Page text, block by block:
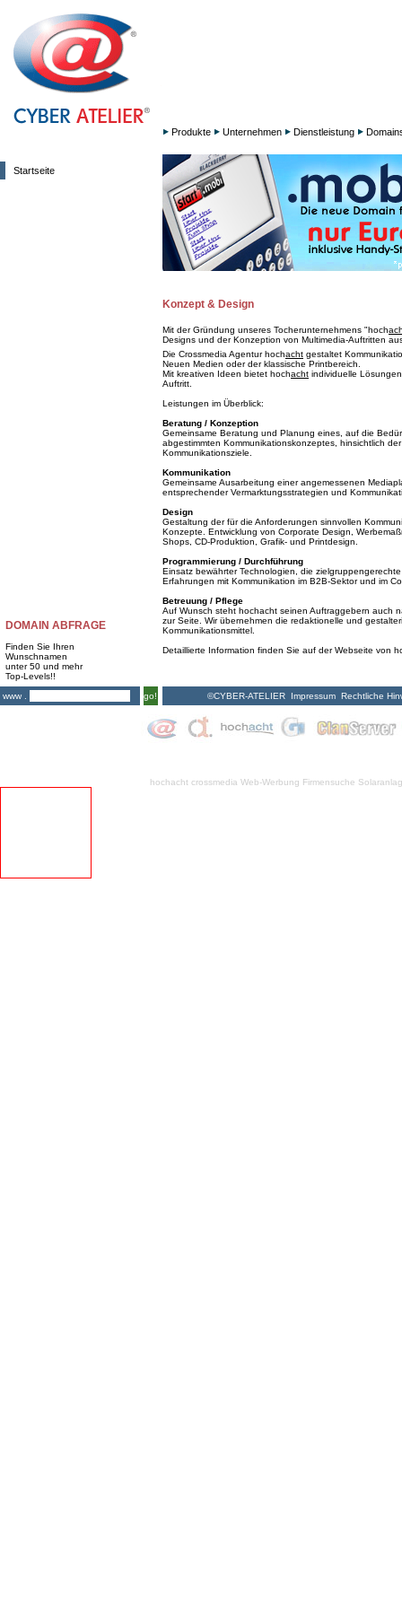
Startseite
DOMAIN ABFRAGE
Finden Sie Ihren
Wunschnamen
unter 50 und mehr
Top-Levels!!
www .
go!
Produkte Unternehmen Dienstleistung
Konzept & Design
Mit der Gründung unseres Tocherunternehmens "hoch
Designs und der Konzeption von Multimedia-Auftritten
Die Crossmedia Agentur hochacht gestaltet
Neuen Medien oder der klassische Printbereich.
Mit kreativen Ideen bietet hochacht individuelle
Auftritt.
Leistungen im Überblick:
Beratung / Konzeption
Gemeinsame Beratung und Planung eines, auf die
abgestimmten Kommunikationskonzeptes, hinsichtlich
Kommunikationsziele.
Kommunikation
Gemeinsame Ausarbeitung einer angemessenen
entsprechender Vermarktungsstrategien und
Design
Gestaltung der für die Anforderungen sinnvollen
Konzepte. Entwicklung von Corporate Design,
Shops, CD-Produktion, Grafik- und Printdesign.
Programmierung / Durchführung
Einsatz bewährter Technologien, die
Erfahrungen mit Kommunikation im B2B-Sektor und im
Betreuung / Pflege
Auf Wunsch steht hochacht seinen Auftraggebern auch
zur Seite. Wir übernehmen die redaktionelle und
Kommunikationsmittel.
Detaillierte Information finden Sie auf der Webseite von
©CYBER-ATELIER Impressum Rechtliche
hochacht crossmedia Web-Werbung Firmensuche